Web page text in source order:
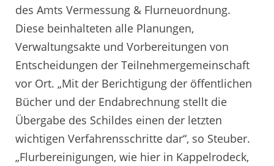
des Amts Vermessung & Flurneuordnung.
Diese beinhalteten alle Planungen,
Verwaltungsakte und Vorbereitungen von
Entscheidungen der Teilnehmergemeinschaft
vor Ort. „Mit der Berichtigung der öffentlichen
Bücher und der Endabrechnung stellt die
Übergabe des Schildes einen der letzten
wichtigen Verfahrensschritte dar“, so Steuber.
„Flurbereinigungen, wie hier in Kappelrodeck,